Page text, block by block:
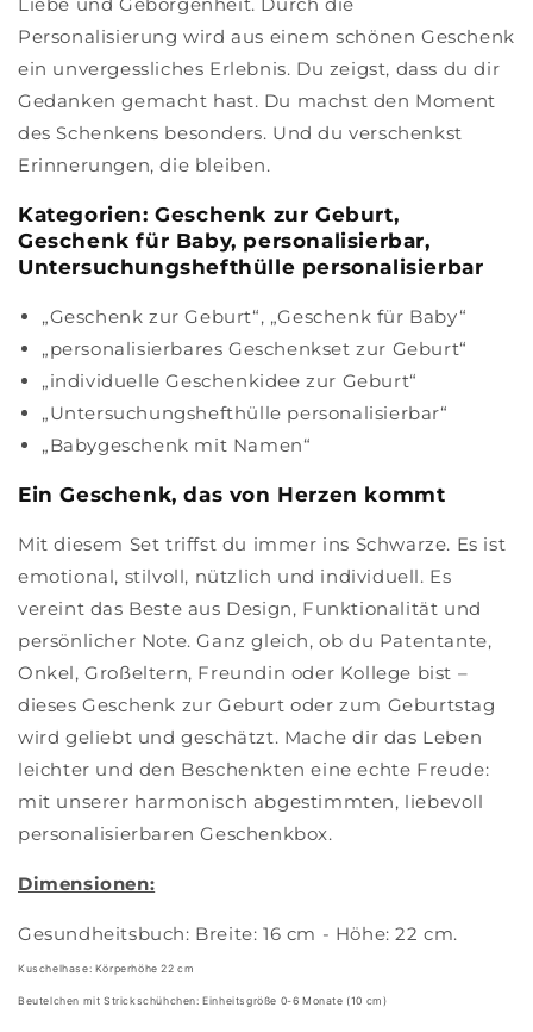
Personalisierung wird aus einem schönen Geschenk
ein unvergessliches Erlebnis. Du zeigst, dass du dir
Gedanken gemacht hast. Du machst den Moment
des Schenkens besonders. Und du verschenkst
Erinnerungen, die bleiben.
Kategorien: Geschenk zur Geburt,
Geschenk für Baby, personalisierbar,
Untersuchungshefthülle personalisierbar
„Geschenk zur Geburt“, „Geschenk für Baby“
„personalisierbares Geschenkset zur Geburt“
„individuelle Geschenkidee zur Geburt“
„Untersuchungshefthülle personalisierbar“
„Babygeschenk mit Namen“
Ein Geschenk, das von Herzen kommt
Mit diesem Set triffst du immer ins Schwarze. Es ist
emotional, stilvoll, nützlich und individuell. Es
vereint das Beste aus Design, Funktionalität und
persönlicher Note. Ganz gleich, ob du Patentante,
Onkel, Großeltern, Freundin oder Kollege bist –
dieses Geschenk zur Geburt oder zum Geburtstag
wird geliebt und geschätzt. Mache dir das Leben
leichter und den Beschenkten eine echte Freude:
mit unserer harmonisch abgestimmten, liebevoll
personalisierbaren Geschenkbox.
Dimensionen:
Gesundheitsbuch: Breite: 16 cm - Höhe: 22 cm.
Kuschelhase: Körperhöhe 22 cm
Beutelchen mit Strickschühchen: Einheitsgröße 0-6 Monate (10 cm)